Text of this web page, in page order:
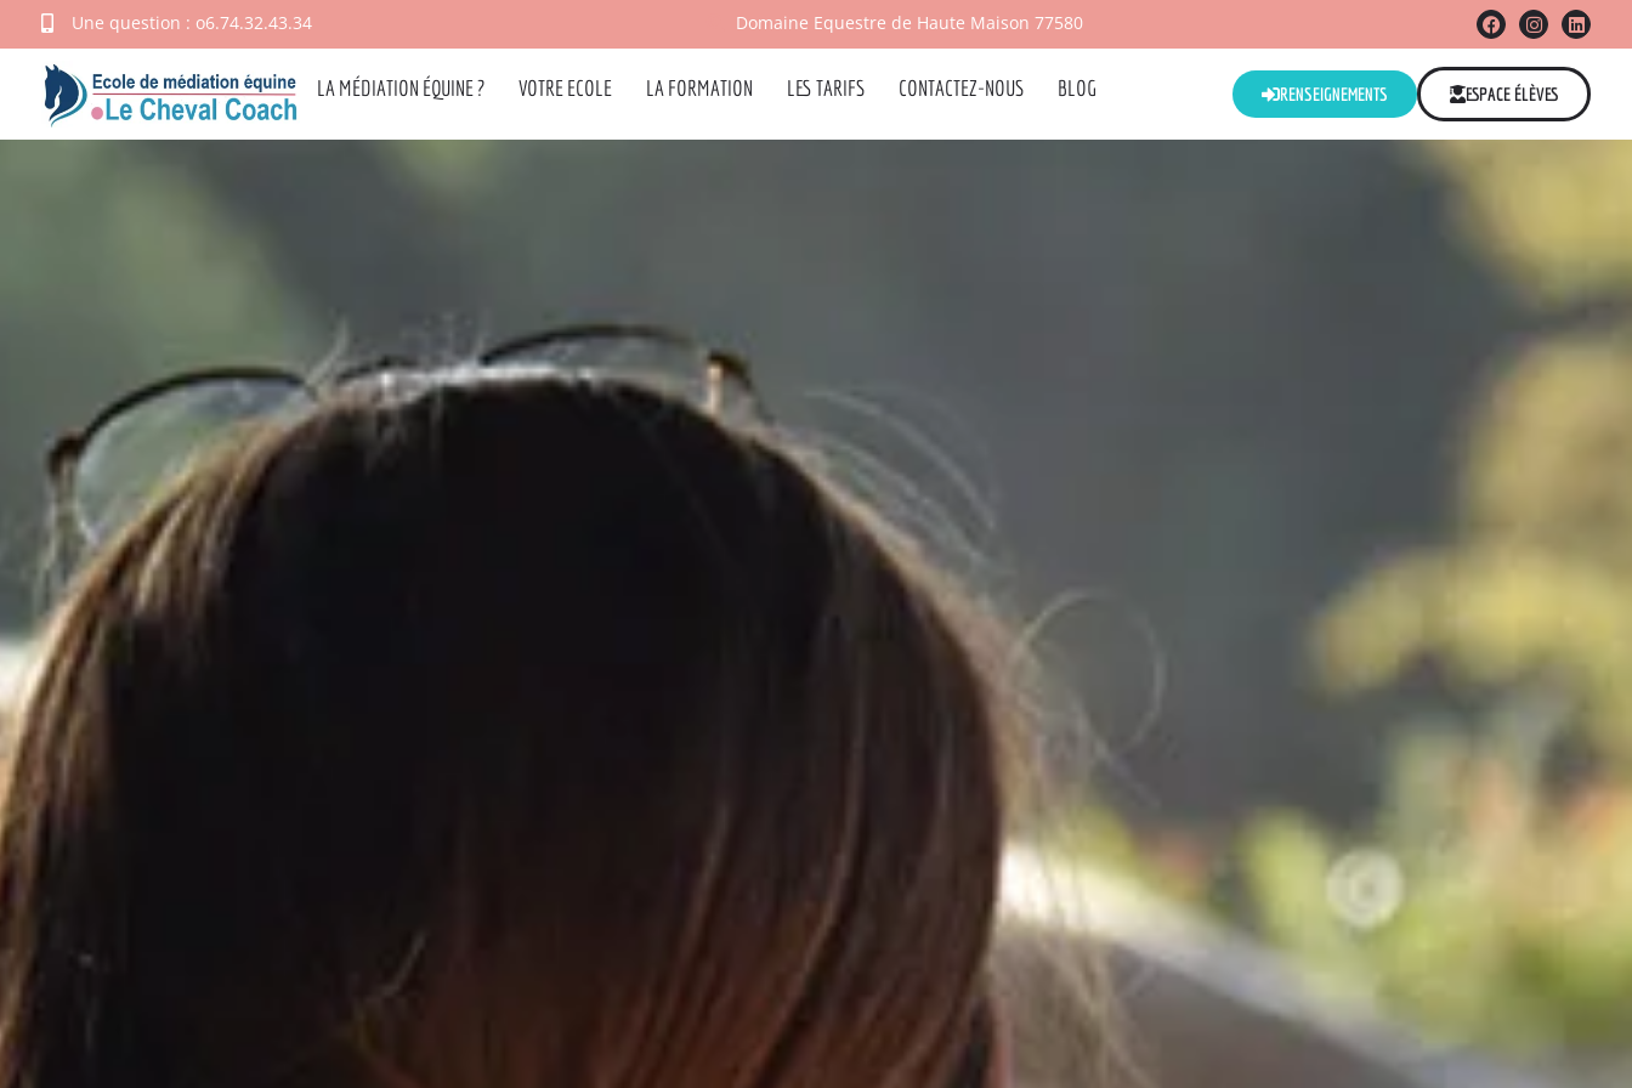
Une question : o6.74.32.43.34 Domaine Equestre de Haute Maison 77580
LA MÉDIATION ÉQUINE ? VOTRE ECOLE LA FORMATION LES TARIFS CONTACTEZ-NOUS BLOG RENSEIGNEMENTS ESPACE ÉLÈVES